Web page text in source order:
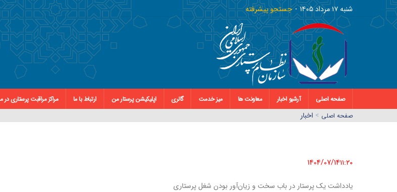
شنبه ١٧ مرداد ١٤٠٥ جستجو پیشرفته
صفحه اصلی آرشیو اخبار معاونت ها میز خدمت گالری اپلیکیشن پرستار من ارتباط با ما مراکز مراقبت پرستاری در
صفحه اصلي > اخبار
1404/07/14١١:٢٠
یادداشت یک پرستار در باب سخت و زیان‌آور بودن شغل پرستاری